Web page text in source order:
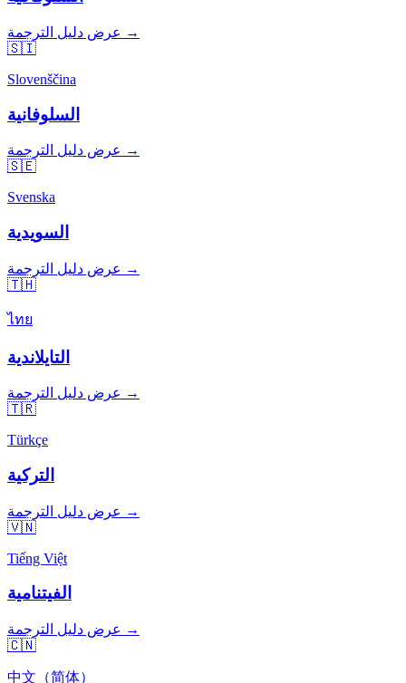
عرض دليل الترجمة →
🇸🇮
Slovenščina
السلوفانية
عرض دليل الترجمة →
🇸🇪
Svenska
السويدية
عرض دليل الترجمة →
🇹🇭
ไทย
التايلاندية
عرض دليل الترجمة →
🇹🇷
Türkçe
التركية
عرض دليل الترجمة →
🇻🇳
Tiếng Việt
الفيتنامية
عرض دليل الترجمة →
🇨🇳
中文（简体）